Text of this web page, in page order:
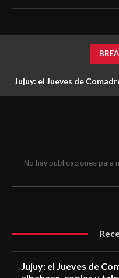
Jujuy: el Jueves de
No hay publicaciones para
Jujuy: el Jueves de